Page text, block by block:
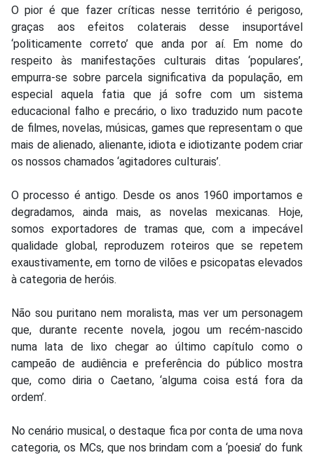
O pior é que fazer críticas nesse território é perigoso,
graças aos efeitos colaterais desse insuportável
‘politicamente correto’ que anda por aí. Em nome do
respeito às manifestações culturais ditas ‘populares’,
empurra-se sobre parcela significativa da população, em
especial aquela fatia que já sofre com um sistema
educacional falho e precário, o lixo traduzido num pacote
de filmes, novelas, músicas, games que representam o que
mais de alienado, alienante, idiota e idiotizante podem criar
os nossos chamados ‘agitadores culturais’.
O processo é antigo. Desde os anos 1960 importamos e
degradamos, ainda mais, as novelas mexicanas. Hoje,
somos exportadores de tramas que, com a impecável
qualidade global, reproduzem roteiros que se repetem
exaustivamente, em torno de vilões e psicopatas elevados
à categoria de heróis.
Não sou puritano nem moralista, mas ver um personagem
que, durante recente novela, jogou um recém-nascido
numa lata de lixo chegar ao último capítulo como o
campeão de audiência e preferência do público mostra
que, como diria o Caetano, ‘alguma coisa está fora da
ordem’.
No cenário musical, o destaque fica por conta de uma nova
categoria, os MCs, que nos brindam com a ‘poesia’ do funk